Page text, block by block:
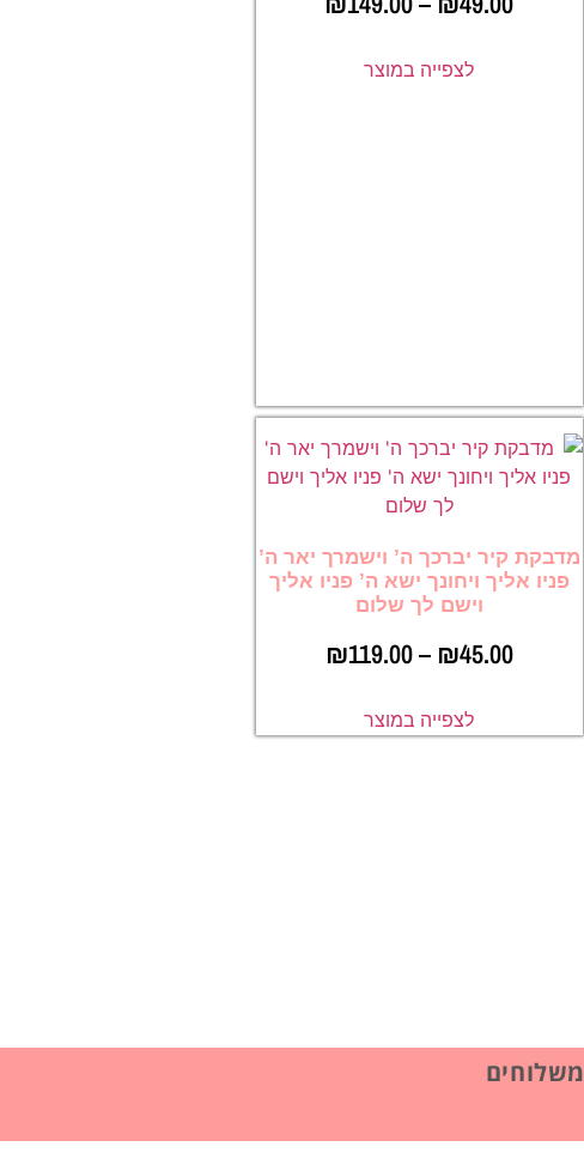
לצפייה במוצר
מדבקת קיר יברכך ה’ וישמרך יאר ה’
פניו אליך ויחונך ישא ה’ פניו אליך
וישם לך שלום
₪45.00
–
₪119.00
לצפייה במוצר
משלוחים